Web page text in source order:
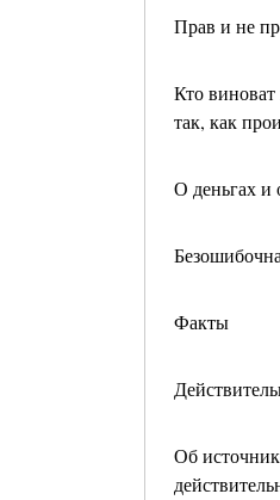
Прав и не
Кто
так, как
О деньгах и
Факты
Об